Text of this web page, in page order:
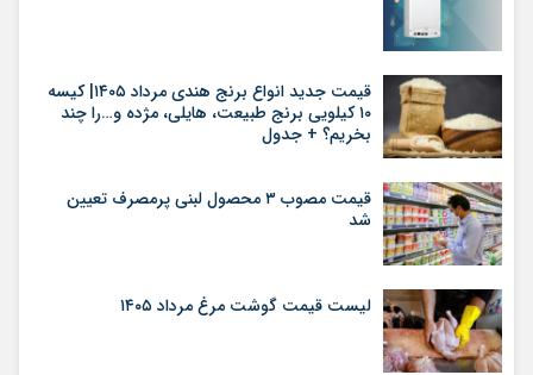
قیمت جدید انواع برنج هندی مرداد ۱۴۰۵| کیسه
۱۰ کیلویی برنج طبیعت، هایلی، مژده و…را چند
بخریم؟ + جدول
قیمت مصوب ۳ محصول لبنی پرمصرف تعیین
شد
لیست قیمت گوشت مرغ مرداد ۱۴۰۵